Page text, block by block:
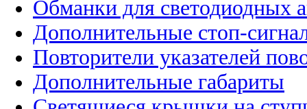
Обманки для светодиодных
Дополнительные стоп-
Повторители указателей
Дополнительные габариты